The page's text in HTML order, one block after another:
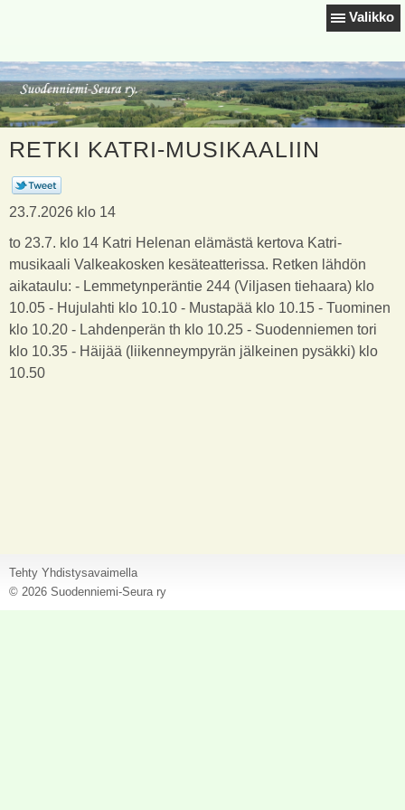
Valikko
RETKI KATRI-MUSIKAALIIN
23.7.2026 klo 14
to 23.7. klo 14 Katri Helenan elämästä kertova Katri-
musikaali Valkeakosken kesäteatterissa. Retken lähdön
aikataulu: - Lemmetynperäntie 244 (Viljasen tiehaara) klo
10.05 - Hujulahti klo 10.10 - Mustapää klo 10.15 - Tuominen
klo 10.20 - Lahdenperän th klo 10.25 - Suodenniemen tori
klo 10.35 - Häijää (liikenneympyrän jälkeinen pysäkki) klo
10.50
Tehty Yhdistysavaimella
© 2026 Suodenniemi-Seura ry